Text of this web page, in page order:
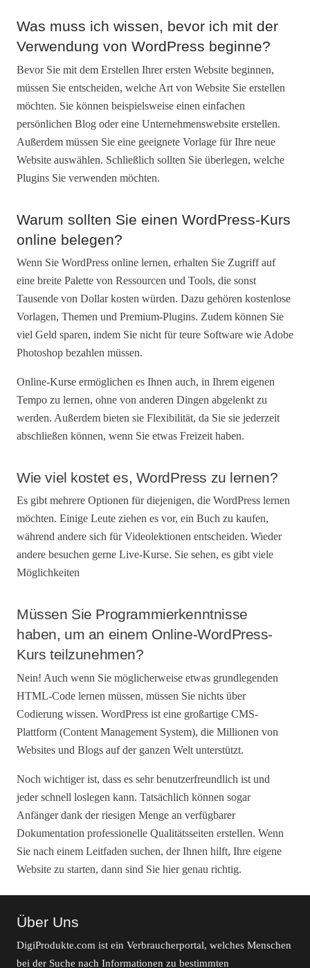
Was muss ich wissen, bevor ich mit der
Verwendung von WordPress beginne?
Bevor Sie mit dem Erstellen Ihrer ersten Website beginnen,
müssen Sie entscheiden, welche Art von Website Sie erstellen
möchten. Sie können beispielsweise einen einfachen
persönlichen Blog oder eine Unternehmenswebsite erstellen.
Außerdem müssen Sie eine geeignete Vorlage für Ihre neue
Website auswählen. Schließlich sollten Sie überlegen, welche
Plugins Sie verwenden möchten.
Warum sollten Sie einen WordPress-Kurs
online belegen?
Wenn Sie WordPress online lernen, erhalten Sie Zugriff auf
eine breite Palette von Ressourcen und Tools, die sonst
Tausende von Dollar kosten würden. Dazu gehören kostenlose
Vorlagen, Themen und Premium-Plugins. Zudem können Sie
viel Geld sparen, indem Sie nicht für teure Software wie Adobe
Photoshop bezahlen müssen.
Online-Kurse ermöglichen es Ihnen auch, in Ihrem eigenen
Tempo zu lernen, ohne von anderen Dingen abgelenkt zu
werden. Außerdem bieten sie Flexibilität, da Sie sie jederzeit
abschließen können, wenn Sie etwas Freizeit haben.
Wie viel kostet es, WordPress zu lernen?
Es gibt mehrere Optionen für diejenigen, die WordPress lernen
möchten. Einige Leute ziehen es vor, ein Buch zu kaufen,
während andere sich für Videolektionen entscheiden. Wieder
andere besuchen gerne Live-Kurse. Sie sehen, es gibt viele
Möglichkeiten
Müssen Sie Programmierkenntnisse
haben, um an einem Online-WordPress-
Kurs teilzunehmen?
Nein! Auch wenn Sie möglicherweise etwas grundlegenden
HTML-Code lernen müssen, müssen Sie nichts über
Codierung wissen. WordPress ist eine großartige CMS-
Plattform (Content Management System), die Millionen von
Websites und Blogs auf der ganzen Welt unterstützt.
Noch wichtiger ist, dass es sehr benutzerfreundlich ist und
jeder schnell loslegen kann. Tatsächlich können sogar
Anfänger dank der riesigen Menge an verfügbarer
Dokumentation professionelle Qualitätsseiten erstellen. Wenn
Sie nach einem Leitfaden suchen, der Ihnen hilft, Ihre eigene
Website zu starten, dann sind Sie hier genau richtig.
Über Uns
DigiProdukte.com ist ein Verbraucherportal, welches Menschen
bei der Suche nach Informationen zu bestimmten